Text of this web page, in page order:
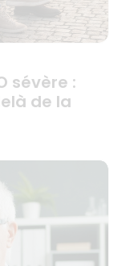
sévère :
de la